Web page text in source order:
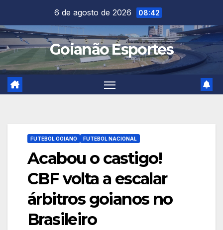
content
6 de agosto de 2026 08:42
Goianão Esportes
FUTEBOL GOIANO FUTEBOL NACIONAL
Acabou o castigo!
CBF volta a escalar
árbitros goianos no
Brasileiro